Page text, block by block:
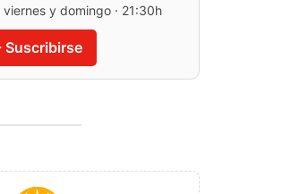
y domingo · 21:30h
Suscribirse